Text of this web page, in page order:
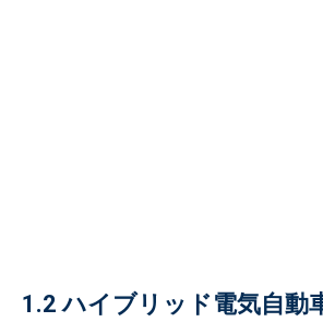
1.2 ハイブリッド電気自動